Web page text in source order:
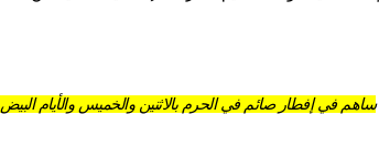
ساهم في إفطار صائم في الحرم بالاثنين والخميس والأيام البيض